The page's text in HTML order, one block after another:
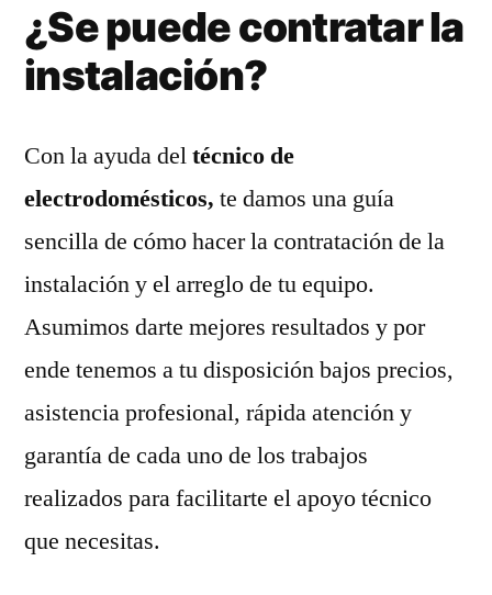
¿Se puede contratar la
instalación?
Con la ayuda deltécnico de
electrodomésticos, te damos una guía
sencilla de cómo hacer la contratación de la
instalación y el arreglo de tu equipo.
Asumimos darte mejores resultados y por
ende tenemos a tu disposición bajos precios,
asistencia profesional, rápida atención y
garantía de cada uno de los trabajos
realizados para facilitarte el apoyo técnico
que necesitas.